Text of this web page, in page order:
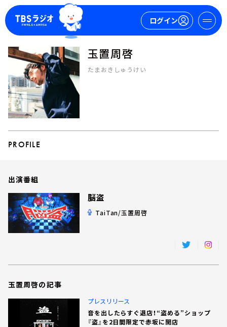
ログイン
マイページ
ログイン
今日の番組表
週間番組表
トピックス
TBS Podcast
お知らせ
会社情報
玉置周啓
たまおきしゅうけい
PROFILE
出演番組
脳盗
TaiTan/玉置周啓
玉置周啓の記事
プレスリリース
音を出したらすぐ退店！“盗める”ショップ
『盗』を2日間限定で赤坂に開店